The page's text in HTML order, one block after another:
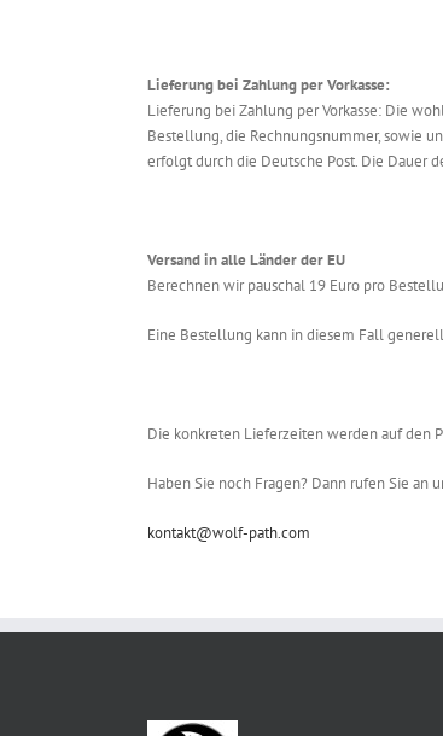
Lieferung bei Zahlung per Vorkasse:
Lieferung bei Zahlung per Vorkasse: Die
Bestellung, die Rechnungsnummer, sowie
erfolgt durch die Deutsche Post. Die Dauer
Versand in alle Länder der EU
Berechnen wir pauschal 19 Euro pro
Eine Bestellung kann in diesem Fall
Die konkreten Lieferzeiten werden auf den
Haben Sie noch Fragen? Dann rufen Sie
kontakt@wolf-path.com